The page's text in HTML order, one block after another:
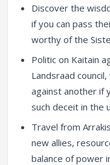
Discover the
if you can pass
worthy of the
Politic on Kaitain
Landsraad
against another if
such deceit in the
Travel from
new allies,
balance of power